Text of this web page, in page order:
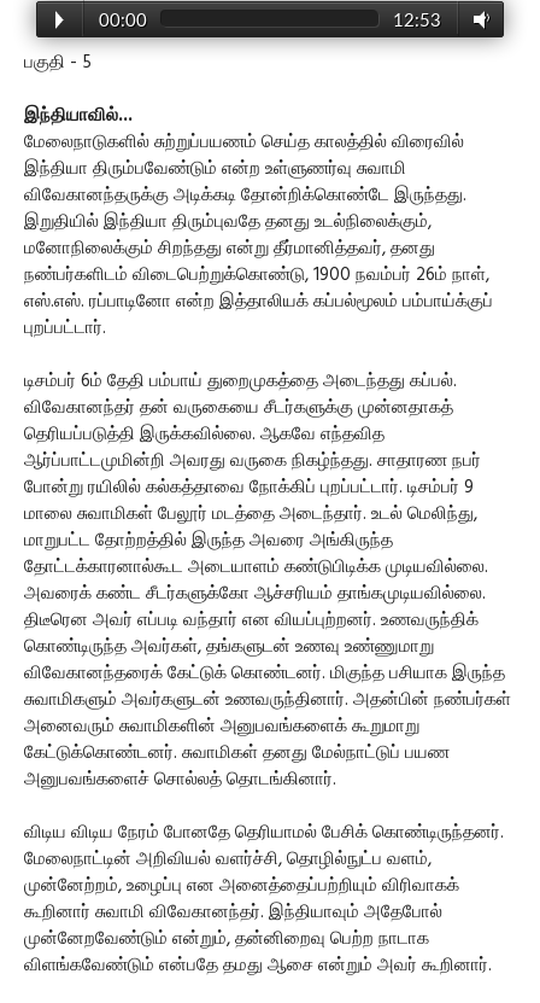
00:00 12:53
பகுதி - 5
இந்தியாவில்...
மேலைநாடுகளில் சுற்றுப்பயணம் செய்த காலத்தில் விரைவில்
இந்தியா திரும்பவேண்டும் என்ற உள்ளுணர்வு சுவாமி
விவேகானந்தருக்கு அடிக்கடி தோன்றிக்கொண்டே இருந்தது.
இறுதியில் இந்தியா திரும்புவதே தனது உடல்நிலைக்கும்,
மனோநிலைக்கும் சிறந்தது என்று தீர்மானித்தவர், தனது
நண்பர்களிடம் விடைபெற்றுக்கொண்டு, 1900 நவம்பர் 26ம் நாள்,
எஸ்.எஸ். ரப்பாடினோ என்ற இத்தாலியக் கப்பல்மூலம் பம்பாய்க்குப்
புறப்பட்டார்.
டிசம்பர் 6ம் தேதி பம்பாய் துறைமுகத்தை அடைந்தது கப்பல்.
விவேகானந்தர் தன் வருகையை சீடர்களுக்கு முன்னதாகத்
தெரியப்படுத்தி இருக்கவில்லை. ஆகவே எந்தவித
ஆர்ப்பாட்டமுமின்றி அவரது வருகை நிகழ்ந்தது. சாதாரண நபர்
போன்று ரயிலில் கல்கத்தாவை நோக்கிப் புறப்பட்டார். டிசம்பர் 9
மாலை சுவாமிகள் பேலூர் மடத்தை அடைந்தார். உடல் மெலிந்து,
மாறுபட்ட தோற்றத்தில் இருந்த அவரை அங்கிருந்த
தோட்டக்காரனால்கூட அடையாளம் கண்டுபிடிக்க முடியவில்லை.
அவரைக் கண்ட சீடர்களுக்கோ ஆச்சரியம் தாங்கமுடியவில்லை.
திடீரென அவர் எப்படி வந்தார் என வியப்புற்றனர். உணவருந்திக்
கொண்டிருந்த அவர்கள், தங்களுடன் உணவு உண்ணுமாறு
விவேகானந்தரைக் கேட்டுக் கொண்டனர். மிகுந்த பசியாக இருந்த
சுவாமிகளும் அவர்களுடன் உணவருந்தினார். அதன்பின் நண்பர்கள்
அனைவரும் சுவாமிகளின் அனுபவங்களைக் கூறுமாறு
கேட்டுக்கொண்டனர். சுவாமிகள் தனது மேல்நாட்டுப் பயண
அனுபவங்களைச் சொல்லத் தொடங்கினார்.
விடிய விடிய நேரம் போனதே தெரியாமல் பேசிக் கொண்டிருந்தனர்.
மேலைநாட்டின் அறிவியல் வளர்ச்சி, தொழில்நுட்ப வளம்,
முன்னேற்றம், உழைப்பு என அனைத்தைப்பற்றியும் விரிவாகக்
கூறினார் சுவாமி விவேகானந்தர். இந்தியாவும் அதேபோல்
முன்னேறவேண்டும் என்றும், தன்னிறைவு பெற்ற நாடாக
விளங்கவேண்டும் என்பதே தமது ஆசை என்றும் அவர் கூறினார்.